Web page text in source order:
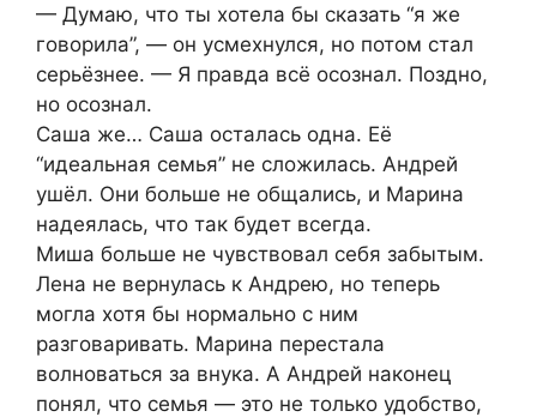
— Думаю, что ты хотела бы сказать “я же
говорила”, — он усмехнулся, но потом стал
серьёзнее. — Я правда всё осознал. Поздно,
но осознал.
Саша же… Саша осталась одна. Её
“идеальная семья” не сложилась. Андрей
ушёл. Они больше не общались, и Марина
надеялась, что так будет всегда.
Миша больше не чувствовал себя забытым.
Лена не вернулась к Андрею, но теперь
могла хотя бы нормально с ним
разговаривать. Марина перестала
волноваться за внука. А Андрей наконец
понял, что семья — это не только удобство,